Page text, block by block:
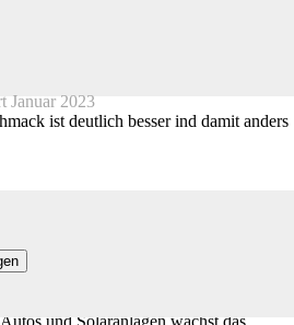
Januar 2023
ist deutlich besser ind damit anders